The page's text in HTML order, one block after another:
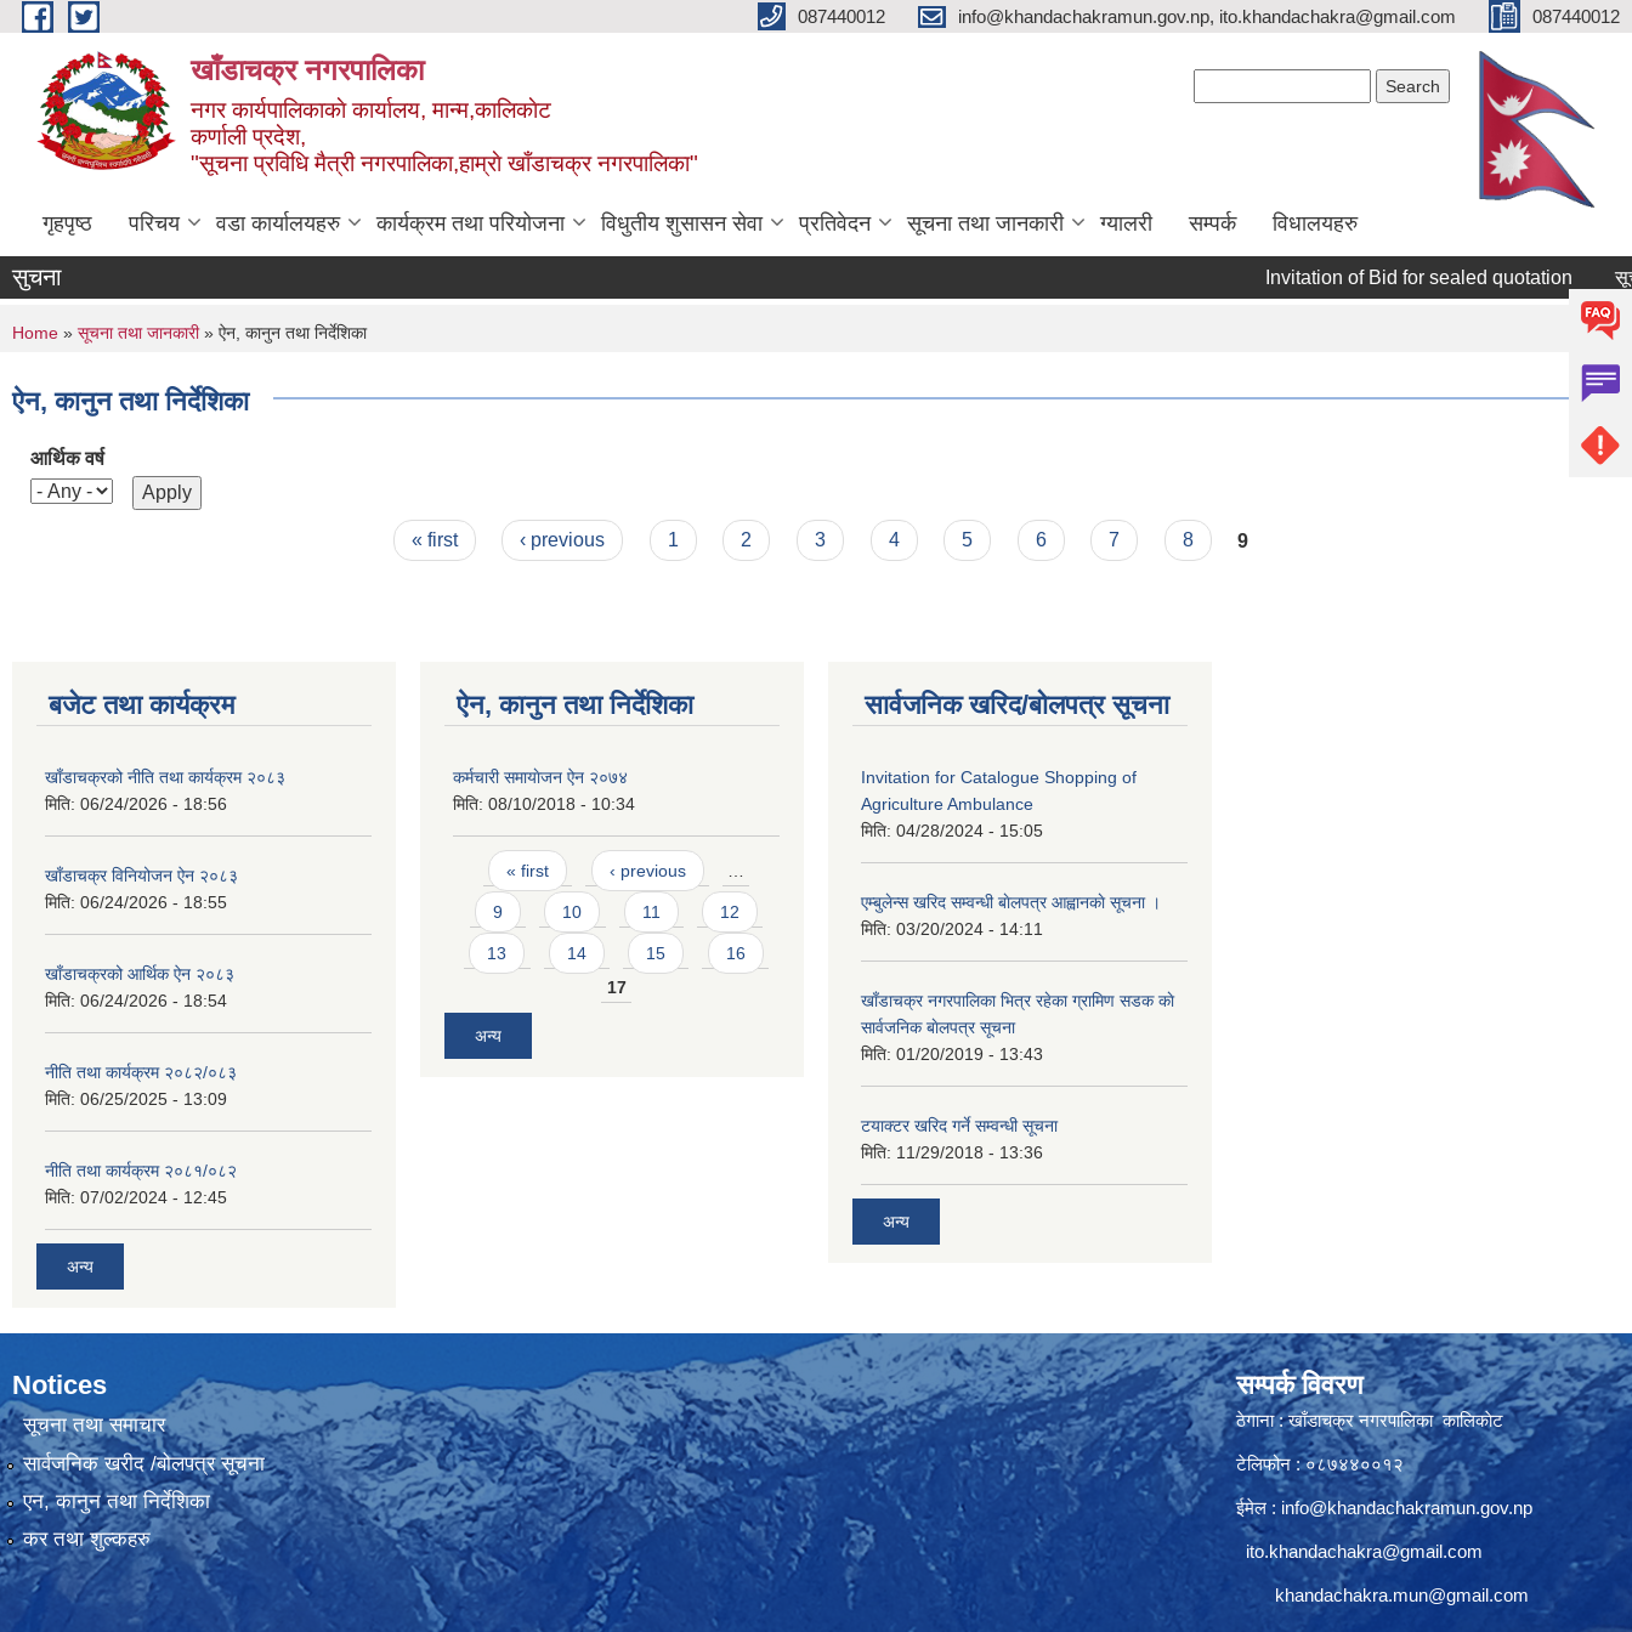
Skip to main content 087440012 info@khandachakramun.gov.np, ito.khandachakra@gmail.com 087440012
खाँडाचक्र नगरपालिका
नगर कार्यपालिकाकाे कार्यालय, मान्म,कालिकाेट
क‍र्णाली प्रदेश,
"सूचना प्रविधि मैत्री नगरपालिका,हाम्राे खाँडाचक्र नगरपालिका"
गृहपृष्ठ परिचय वडा कार्यालयहरु कार्यक्रम तथा परियोजना विधुतीय शुसासन सेवा प्रतिवेदन सूचना तथा जानकारी ग्यालरी सम्पर्क विधालयहरु
सुचना Invitation of Bid for sealed quotation
You are here
Home » सूचना तथा जानकारी» ऐन, कानुन तथा निर्देशिका
ऐन, कानुन तथा निर्देशिका
आर्थिक वर्ष
« first ‹ previous 1 2 3 4 5 6 7 8 9
बजेट तथा कार्यक्रम
खाँडाचक्रको नीति तथा कार्यक्रम २०८३
मिति: 06/24/2026 - 18:56
खाँडाचक्र विनियोजन ऐन २०८३
मिति: 06/24/2026 - 18:55
खाँडाचक्रको आर्थिक ऐन २०८३
मिति: 06/24/2026 - 18:54
नीति तथा कार्यक्रम २०८२/०८३
मिति: 06/25/2025 - 13:09
नीति तथा कार्यक्रम २०८१/०८२
मिति: 07/02/2024 - 12:45
अन्य
ऐन, कानुन तथा निर्देशिका
कर्मचारी समायाेजन ऐन २०७४
मिति: 08/10/2018 - 10:34
Pages
« first ‹ previous
9 10 11 12
13 14 15
16
17
अन्य
सार्वजनिक खरिद/बोलपत्र सूचना
Invitation for Catalogue Shopping of
Agriculture Ambulance
मिति: 04/28/2024 - 15:05
एम्बुलेन्स खरिद सम्वन्धी बाेलपत्र आह्वानकाे सूचना ।
मिति: 03/20/2024 - 14:11
खाँडाचक्र नगरपालिका भित्र रहेका ग्रामिण सडक काे
सार्वजनिक बाेलपत्र सूचना
मिति: 01/20/2019 - 13:43
टयाक्टर खरिद गर्ने सम्वन्धी सूचना
मिति: 11/29/2018 - 13:36
अन्य
Notices
सूचना तथा समाचार
सार्वजनिक खरीद /बोलपत्र सूचना
एन, कानुन तथा निर्देशिका
कर तथा शुल्कहरु
सम्पर्क विवरण
ठेगाना : खाँडाचक्र नगरपालिका कालिकाेट
टेलिफोन : ०८७४४००१२
ईमेल : info@khandachakramun.gov.np
ito.khandachakra@gmail.com
khandachakra.mun@gmail.com